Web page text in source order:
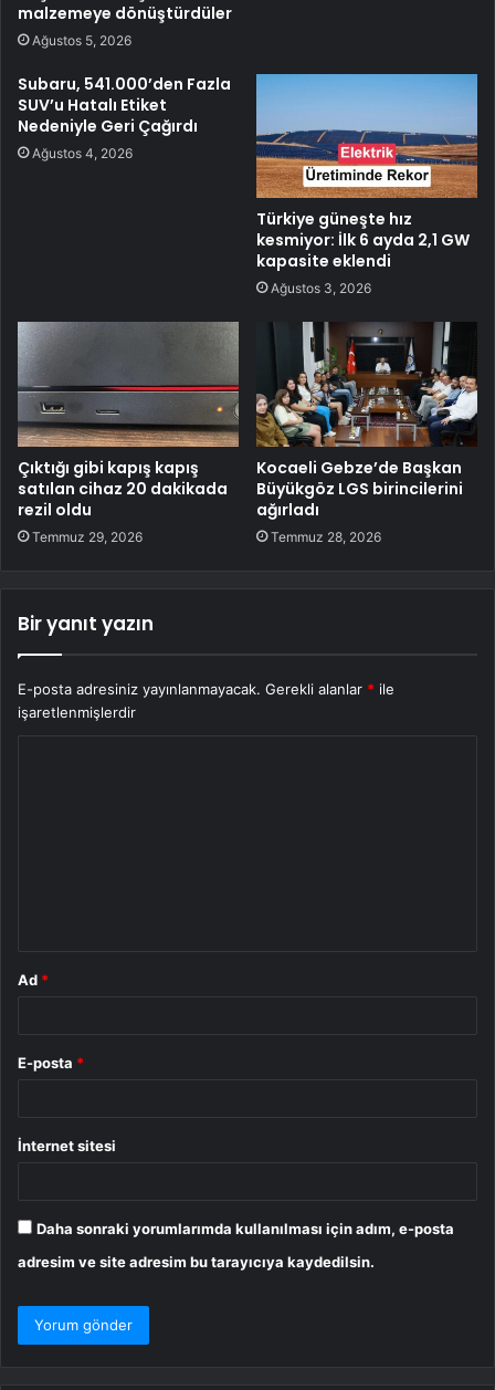
malzemeye dönüştürdüler
Ağustos 5, 2026
Subaru, 541.000’den Fazla
SUV’u Hatalı Etiket
Nedeniyle Geri Çağırdı
Ağustos 4, 2026
Türkiye güneşte hız
kesmiyor: İlk 6 ayda 2,1 GW
kapasite eklendi
Ağustos 3, 2026
Çıktığı gibi kapış kapış
satılan cihaz 20 dakikada
rezil oldu
Temmuz 29, 2026
Kocaeli Gebze’de Başkan
Büyükgöz LGS birincilerini
ağırladı
Temmuz 28, 2026
Bir yanıt yazın
E-posta adresiniz yayınlanmayacak. Gerekli alanlar * ile
işaretlenmişlerdir
Ad *
E-posta *
İnternet sitesi
Daha sonraki yorumlarımda kullanılması için adım, e-posta
adresim ve site adresim bu tarayıcıya kaydedilsin.